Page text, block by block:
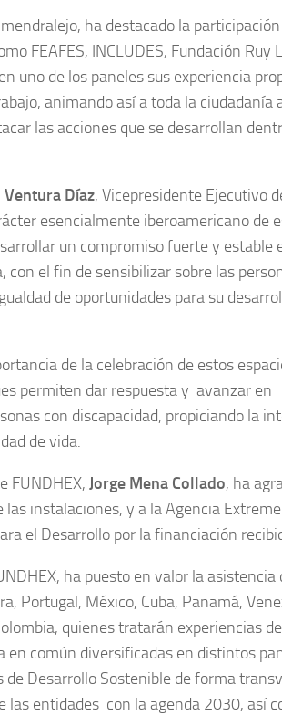
ha destacado la
FEAFES, INCLUDES, Fundación Ruy
uno de los paneles sus experiencia
animando así a toda la ciudadanía
las acciones que se desarrollan
Díaz, Vicepresidente Ejecutivo
esencialmente iberoamericano de
un compromiso fuerte y estable
con el fin de sensibilizar sobre las
de oportunidades para su
de la celebración de estos
permiten dar respuesta y avanzar en
con discapacidad, propiciando la
de vida.
FUNDHEX, Jorge Mena Collado, ha
las instalaciones, y a la Agencia
el Desarrollo por la financiación
ha puesto en valor la asistencia
Portugal, México, Cuba, Panamá,
quienes tratarán experiencias de
en común diversificadas en distintos
Desarrollo Sostenible de forma
las entidades con la agenda 2030, así